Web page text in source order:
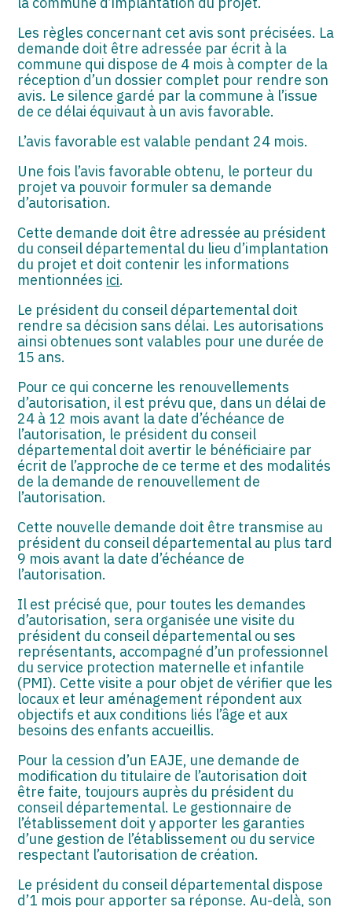
Les règles concernant cet avis sont précisées. La
demande doit être adressée par écrit à la
commune qui dispose de 4 mois à compter de la
réception d’un dossier complet pour rendre son
avis. Le silence gardé par la commune à l’issue
de ce délai équivaut à un avis favorable.
L’avis favorable est valable pendant 24 mois.
Une fois l’avis favorable obtenu, le porteur du
projet va pouvoir formuler sa demande
d’autorisation.
Cette demande doit être adressée au président
du conseil départemental du lieu d’implantation
du projet et doit contenir les informations
mentionnées ici.
Le président du conseil départemental doit
rendre sa décision sans délai. Les autorisations
ainsi obtenues sont valables pour une durée de
15 ans.
Pour ce qui concerne les renouvellements
d’autorisation, il est prévu que, dans un délai de
24 à 12 mois avant la date d’échéance de
l’autorisation, le président du conseil
départemental doit avertir le bénéficiaire par
écrit de l’approche de ce terme et des modalités
de la demande de renouvellement de
l’autorisation.
Cette nouvelle demande doit être transmise au
président du conseil départemental au plus tard
9 mois avant la date d’échéance de
l’autorisation.
Il est précisé que, pour toutes les demandes
d’autorisation, sera organisée une visite du
président du conseil départemental ou ses
représentants, accompagné d’un professionnel
du service protection maternelle et infantile
(PMI). Cette visite a pour objet de vérifier que les
locaux et leur aménagement répondent aux
objectifs et aux conditions liés l’âge et aux
besoins des enfants accueillis.
Pour la cession d’un EAJE, une demande de
modification du titulaire de l’autorisation doit
être faite, toujours auprès du président du
conseil départemental. Le gestionnaire de
l’établissement doit y apporter les garanties
d’une gestion de l’établissement ou du service
respectant l’autorisation de création.
Le président du conseil départemental dispose
d’1 mois pour apporter sa réponse. Au-delà, son